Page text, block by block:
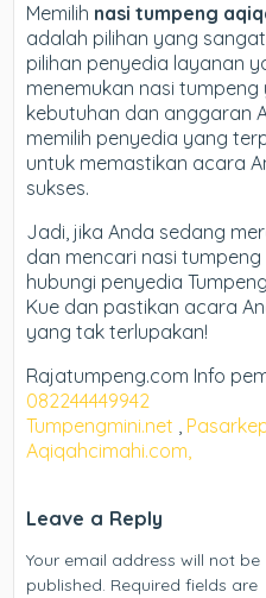
Memilih nasi tumpeng
adalah pilihan yang
pilihan penyedia layanan
menemukan nasi
kebutuhan dan anggaran
memilih penyedia yang
untuk memastikan acara
sukses.
Jadi, jika Anda sedang
dan mencari nasi
hubungi penyedia
Kue dan pastikan acara
yang tak terlupakan!
Rajatumpeng.com Info
082244449942
Tumpengmini.net ,
Aqiqahcimahi.com,
Leave a Reply
Your email address will not be
published. Required fields are